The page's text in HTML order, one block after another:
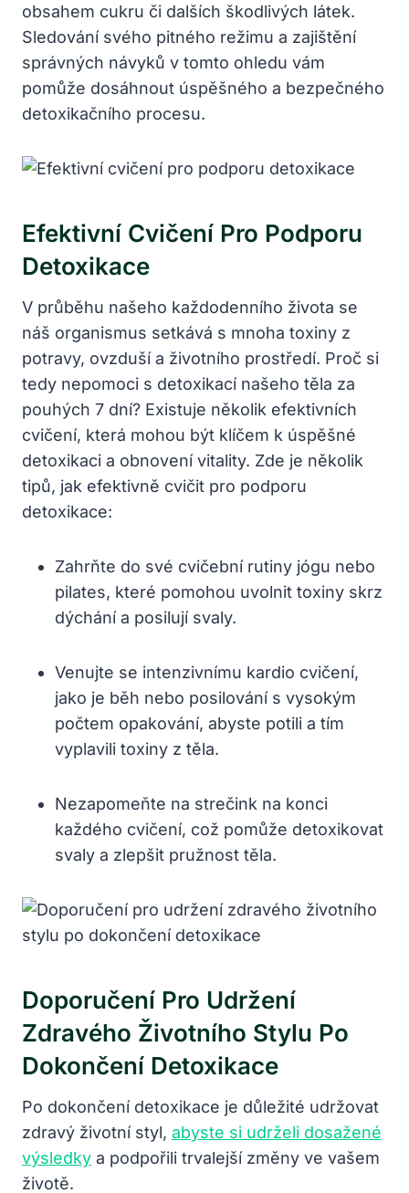
obsahem cukru či dalších škodlivých látek.
Sledování svého pitného režimu a zajištění
správných návyků v tomto ohledu vám
pomůže dosáhnout úspěšného a bezpečného
detoxikačního procesu.
Efektivní Cvičení Pro Podporu
Detoxikace
V průběhu našeho každodenního života se
náš organismus setkává s mnoha toxiny z
potravy, ovzduší a životního prostředí. Proč si
tedy nepomoci s detoxikací našeho těla za
pouhých 7 dní? Existuje několik efektivních
cvičení, která mohou být klíčem k úspěšné
detoxikaci a obnovení vitality. Zde je několik
tipů, jak efektivně cvičit pro podporu
detoxikace:
Zahrňte do své cvičební rutiny jógu nebo
pilates, které pomohou uvolnit toxiny skrz
dýchání a posilují svaly.
Venujte se intenzivnímu kardio cvičení,
jako je běh nebo posilování s vysokým
počtem opakování, abyste potili a tím
vyplavili toxiny z těla.
Nezapomeňte na strečink na konci
každého cvičení, což pomůže detoxikovat
svaly a zlepšit pružnost těla.
Doporučení Pro Udržení
Zdravého Životního Stylu Po
Dokončení Detoxikace
Po dokončení detoxikace je důležité udržovat
zdravý životní styl, abyste si udrželi dosažené
výsledky a podpořili trvalejší změny ve vašem
životě.